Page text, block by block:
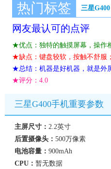
热门标签 三星G400
网友最认可的点评
★优点：独特的触摸屏幕，操作
★缺点：键盘较软，按触不舒服
★总结：机器是好机器，就是外
★评分： 4.0
三星G400手机重要参数
主屏尺寸： 2.2英寸
后置摄像头： 500万像素
电池容量： 900mAh
CPU： 暂无数据